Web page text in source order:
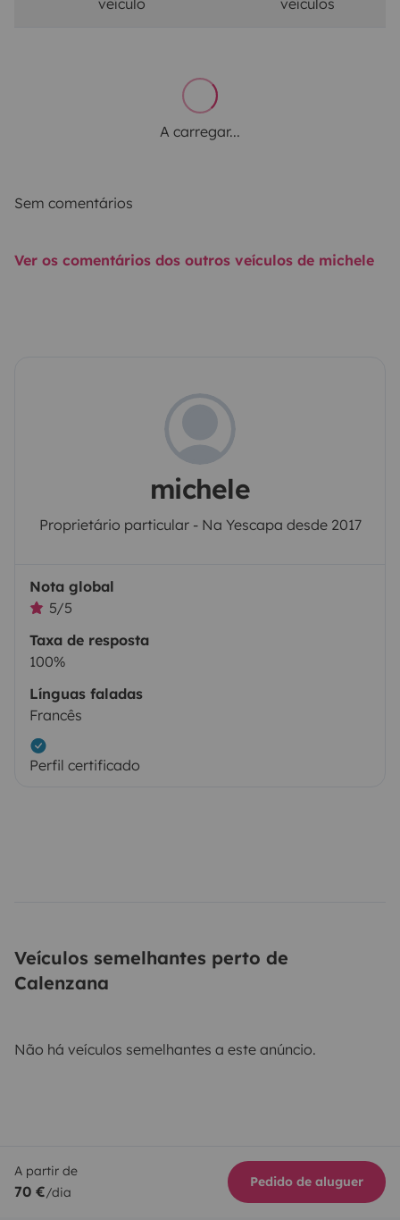
A carregar...
Sem comentários
Ver os comentários dos outros veículos de michele
michele
Proprietário particular - Na Yescapa desde 2017
Nota global
5/5
Taxa de resposta
100%
Línguas faladas
Francês
Perfil certificado
Veículos semelhantes perto de
Calenzana
Não há veículos semelhantes a este anúncio.
A partir de
70 €/dia
Pedido de aluguer